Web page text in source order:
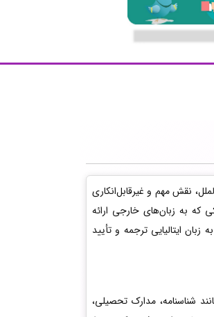
نقش مهم و غیرقابل‌انکاری
که به زبان‌های خارجی ارائه
ایتالیایی ترجمه و تأیید
شناسنامه، مدارک تحصیلی،